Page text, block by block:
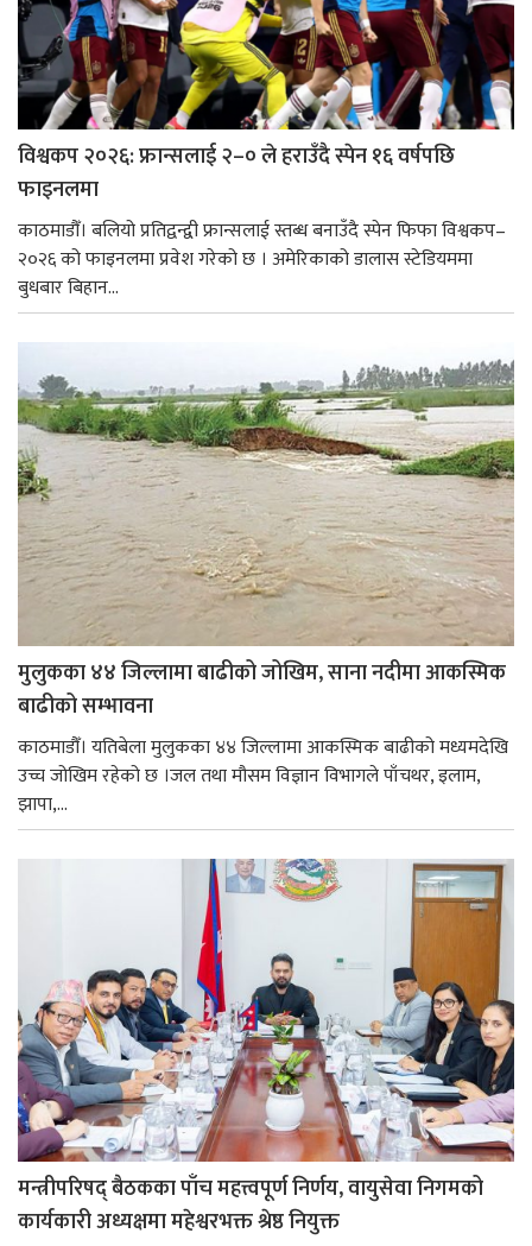
विश्वकप २०२६: फ्रान्सलाई २–० ले हराउँदै स्पेन १६ वर्षपछि
फाइनलमा
काठमाडौँ। बलियो प्रतिद्वन्द्वी फ्रान्सलाई स्तब्ध बनाउँदै स्पेन फिफा विश्वकप–
२०२६ को फाइनलमा प्रवेश गरेको छ । अमेरिकाको डालास स्टेडियममा
बुधबार बिहान...
मुलुकका ४४ जिल्लामा बाढीको जोखिम, साना नदीमा आकस्मिक
बाढीको सम्भावना
काठमाडौँ। यतिबेला मुलुकका ४४ जिल्लामा आकस्मिक बाढीको मध्यमदेखि
उच्च जोखिम रहेको छ ।जल तथा मौसम विज्ञान विभागले पाँचथर, इलाम,
झापा,...
मन्त्रीपरिषद् बैठकका पाँच महत्त्वपूर्ण निर्णय, वायुसेवा निगमको
कार्यकारी अध्यक्षमा महेश्वरभक्त श्रेष्ठ नियुक्त